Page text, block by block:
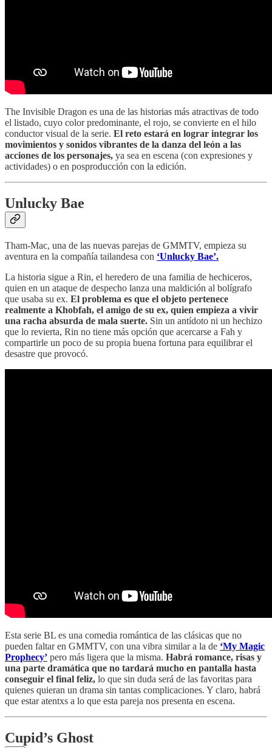
The Invisible Dragon es una de las historias más atractivas de todo
el listado, cuyo color predominante, el rojo, se convierte en el hilo
conductor visual de la serie. El reto estará en lograr integrar los
movimientos y sonidos vibrantes de la danza del león a las
acciones de los personajes, ya sea en escena (con expresiones y
actividades) o en posproducción con la edición.
Unlucky Bae
Tham-Mac, una de las nuevas parejas de GMMTV, empieza su
aventura en la compañía tailandesa con ‘Unlucky Bae’.
La historia sigue a Rin, el heredero de una familia de hechiceros,
quien en un ataque de despecho lanza una maldición al bolígrafo
que usaba su ex. El problema es que el objeto pertenece
realmente a Khobfah, el amigo de su ex, quien empieza a vivir
una racha absurda de mala suerte. Sin un antídoto ni un hechizo
que lo revierta, Rin no tiene más opción que acercarse a Fah y
compartirle un poco de su propia buena fortuna para equilibrar el
desastre que provocó.
Esta serie BL es una comedia romántica de las clásicas que no
pueden faltar en GMMTV, con una vibra similar a la de ‘My Magic
Prophecy’ pero más ligera que la misma. Habrá romance, risas y
una parte dramática que no tardará mucho en pantalla hasta
conseguir el final feliz, lo que sin duda será de las favoritas para
quienes quieran un drama sin tantas complicaciones. Y claro, habrá
que estar atentxs a lo que esta pareja nos presenta en escena.
Cupid’s Ghost